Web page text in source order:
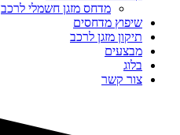
מדחס מזגן חשמלי לרכב
שיפוץ מדחסים
תיקון מזגן לרכב
מבצעים
בלוג
צור קשר